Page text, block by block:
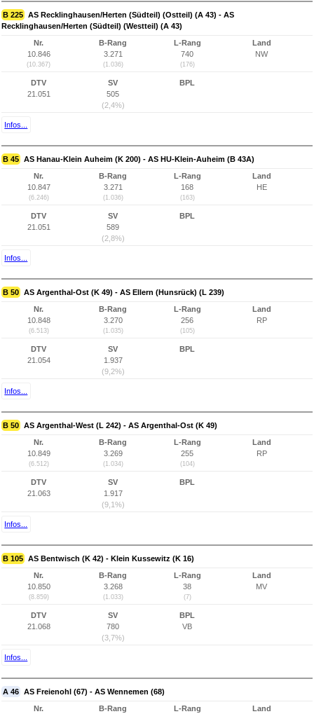
B 225 AS Recklinghausen/Herten (Südteil) (Ostteil) (A 43) - AS
Recklinghausen/Herten (Südteil) (Westteil) (A 43)
Nr.
10.846
(10.367)
B-Rang
3.271
(1.036)
L-Rang
740
(176)
Land
NW
DTV
21.051
SV
505
(2,4%)
BPL
Infos...
B 45 AS Hanau-Klein Auheim (K 200) - AS HU-Klein-Auheim (B 43A)
Nr.
10.847
(6.246)
B-Rang
3.271
(1.036)
L-Rang
168
(163)
Land
HE
DTV
21.051
SV
589
(2,8%)
BPL
Infos...
B 50 AS Argenthal-Ost (K 49) - AS Ellern (Hunsrück) (L 239)
Nr.
10.848
(6.513)
B-Rang
3.270
(1.035)
L-Rang
256
(105)
Land
RP
DTV
21.054
SV
1.937
(9,2%)
BPL
Infos...
B 50 AS Argenthal-West (L 242) - AS Argenthal-Ost (K 49)
Nr.
10.849
(6.512)
B-Rang
3.269
(1.034)
L-Rang
255
(104)
Land
RP
DTV
21.063
SV
1.917
(9,1%)
BPL
Infos...
B 105 AS Bentwisch (K 42) - Klein Kussewitz (K 16)
Nr.
10.850
(8.859)
B-Rang
3.268
(1.033)
L-Rang
38
(7)
Land
MV
DTV
21.068
SV
780
(3,7%)
BPL
VB
Infos...
A 46 AS Freienohl (67) - AS Wennemen (68)
Nr. B-Rang L-Rang Land